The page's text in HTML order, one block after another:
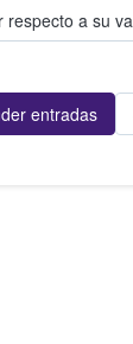
a su
entradas